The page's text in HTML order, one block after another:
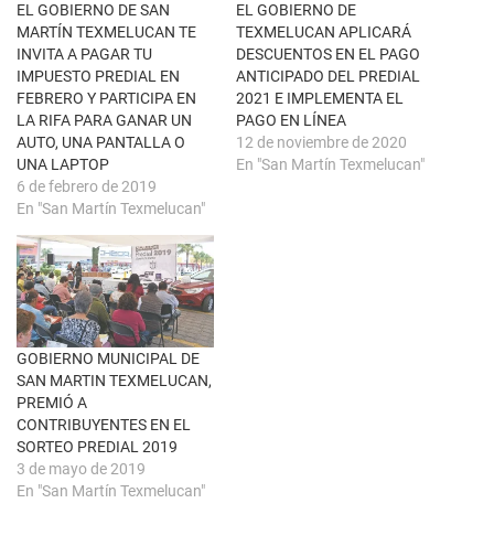
n
t
a
n
a
n
u
e
v
)
k
(
S
e
a
b
r
e
n
u
a
v
e
t
a
n
a
n
u
e
v
a
)
EL GOBIERNO DE SAN
MARTÍN TEXMELUCAN TE
INVITA A PAGAR TU
IMPUESTO PREDIAL EN
FEBRERO Y PARTICIPA EN
LA RIFA PARA GANAR UN
AUTO, UNA PANTALLA O
UNA LAPTOP
6 de febrero de 2019
En "San Martín Texmelucan"
EL GOBIERNO DE
TEXMELUCAN APLICARÁ
DESCUENTOS EN EL PAGO
ANTICIPADO DEL PREDIAL
2021 E IMPLEMENTA EL
PAGO EN LÍNEA
12 de noviembre de 2020
En "San Martín Texmelucan"
GOBIERNO MUNICIPAL DE
SAN MARTIN TEXMELUCAN,
PREMIÓ A
CONTRIBUYENTES EN EL
SORTEO PREDIAL 2019
3 de mayo de 2019
En "San Martín Texmelucan"